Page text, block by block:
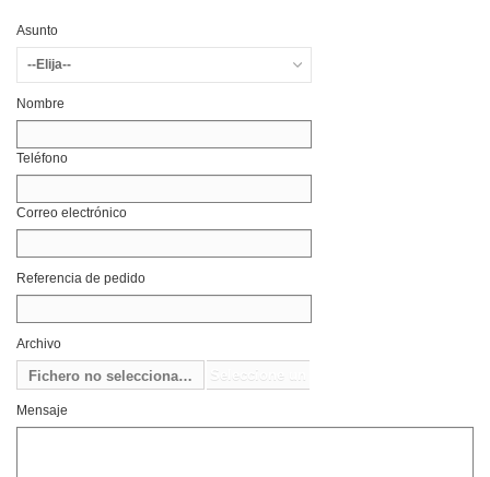
Asunto
--Elija--
Nombre
Teléfono
Correo electrónico
Referencia de pedido
Archivo
Fichero no seleccionado
Seleccione un
Mensaje